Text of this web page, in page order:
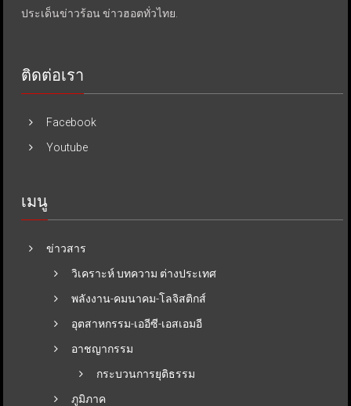
ประเด็นข่าวร้อน ข่าวฮอตทั่วไทย.
ติดต่อเรา
Facebook
Youtube
เมนู
ข่าวสาร
วิเคราะห์ บทความ ต่างประเทศ
พลังงาน-คมนาคม-โลจิสติกส์
อุตสาหกรรม-เออีซี-เอสเอมอี
อาชญากรรม
กระบวนการยุติธรรม
ภูมิภาค